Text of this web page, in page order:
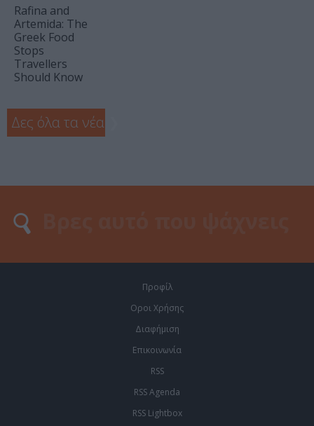
Rafina and
Artemida: The
Greek Food
Stops
Travellers
Should Know
Δες όλα τα νέα
Προφίλ
Οροι Χρήσης
Διαφήμιση
Επικοινωνία
RSS
RSS Agenda
RSS Lightbox